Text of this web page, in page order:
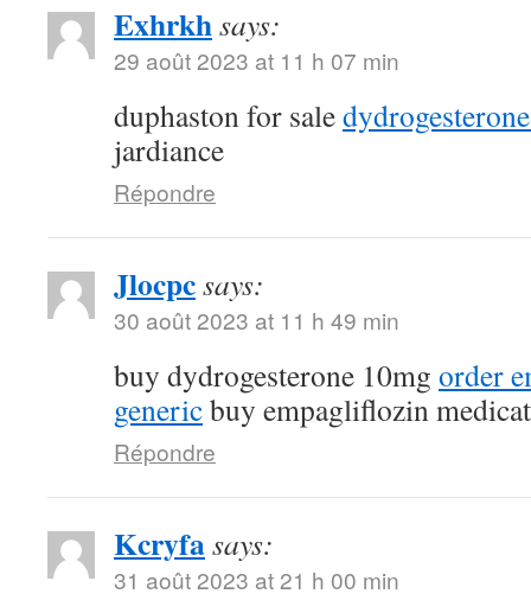
Exhrkhsays:
29 août 2023 at 11 h 07 min
duphaston for sale
jardiance
Répondre
Jlocpcsays:
30 août 2023 at 11 h 49 min
buy dydrogesterone 10mg order
genericbuy empagliflozin
Répondre
Kcryfasays:
31 août 2023 at 21 h 00 min